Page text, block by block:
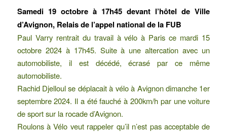
Samedi 19 octobre à 17h45 devant l’hôtel de Ville
d’Avignon, Relais de l’appel national de la FUB
Paul Varry rentrait du travail à vélo à Paris ce mardi 15
octobre 2024 à 17h45. Suite à une altercation avec un
automobiliste, il est décédé, écrasé par ce même
automobiliste.
Rachid Djelloul se déplacait à vélo à Avignon dimanche 1er
septembre 2024. Il a été fauché à 200km/h par une voiture
de sport sur la rocade d’Avignon.
Roulons à Vélo veut rappeler qu’il n’est pas acceptable de